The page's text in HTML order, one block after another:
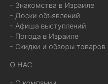
- Знакомства в Израиле
- Доски объявлений
- Афиша выступлений
- Погода в Израиле
- Скидки и обзоры товаров
О НАС